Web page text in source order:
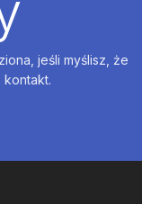
jeśli myślisz, że
kontakt.